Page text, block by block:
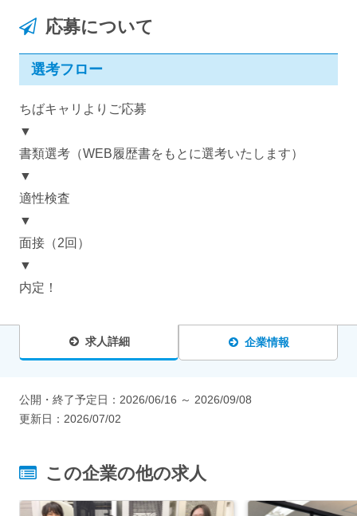
応募について
選考フロー
ちばキャリよりご応募
▼
書類選考（WEB履歴書をもとに選考いたします）
▼
適性検査
▼
面接（2回）
▼
内定！
求人詳細 企業情報
公開・終了予定日： 2026/06/16 ～ 2026/09/08
更新日： 2026/07/02
この企業の他の求人